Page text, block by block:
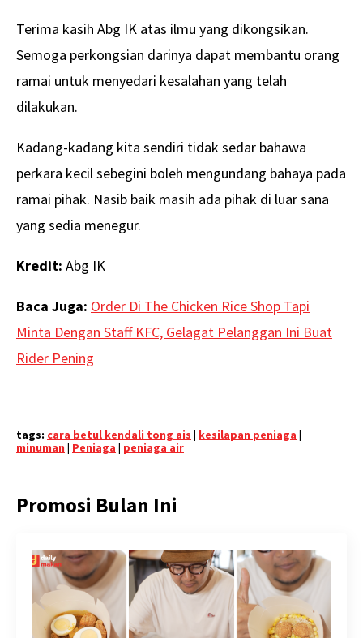
Terima kasih Abg IK atas ilmu yang dikongsikan.
Semoga perkongsian darinya dapat membantu orang
ramai untuk menyedari kesalahan yang telah
dilakukan.
Kadang-kadang kita sendiri tidak sedar bahawa
perkara kecil sebegini boleh mengundang bahaya pada
ramai pihak. Nasib baik masih ada pihak di luar sana
yang sedia menegur.
Kredit: Abg IK
Baca Juga: Order Di The Chicken Rice Shop Tapi
Minta Dengan Staff KFC, Gelagat Pelanggan Ini Buat
Rider Pening
tags: cara betul kendali tong ais | kesilapan peniaga |
minuman | Peniaga | peniaga air
Promosi Bulan Ini